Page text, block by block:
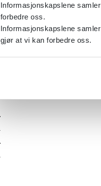
Informasjonskapslene
forbedre oss.
Informasjonskapslene
gjør at vi kan forbedre oss.